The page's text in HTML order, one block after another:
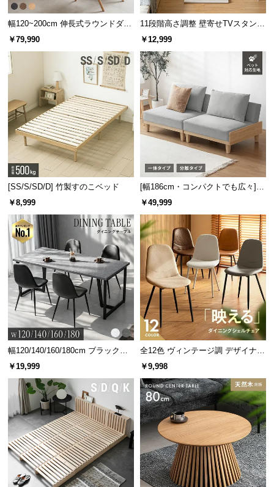
情
報 のあて過ぎや切り忘れを防げる安心設計です。
通知を聞き逃さない通音性
ケースはふたを閉じていても音を通す仕様。除菌中
に着信が鳴っても気づくことができるので安心で
す。
幅120~200cm 伸長式ラウンドダイ
ニングテーブル 6人掛け 天然木突
板 美しい格子デザイン
￥79,990
11段階高さ調整 壁寄せTVスタンド
キャスター付き 上下左右角度調節
￥12,999
[SS/S/SD/D] 竹製すのこベッド
￥8,999
[幅186cm・コンパクトでも広々] 3
人掛けソファベッド リクライニン
￥49,999
幅120/140/160/180cm ブラックフ
レーム ダイニング 大理石調 4人掛
￥19,999
全12色 ヴィンテージ調 デザイナー
ズシェルチェア
￥9,998